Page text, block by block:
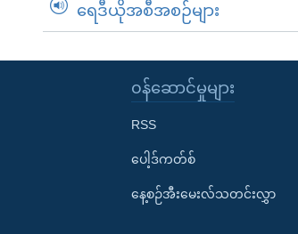
ရေဒီယိုအစီအစဉ်များ
၀န်ဆောင်မှုများ
RSS
ပေါ့ဒ်ကတ်စ်
နေ့စဉ်အီးမေးလ်သတင်းလွှာ